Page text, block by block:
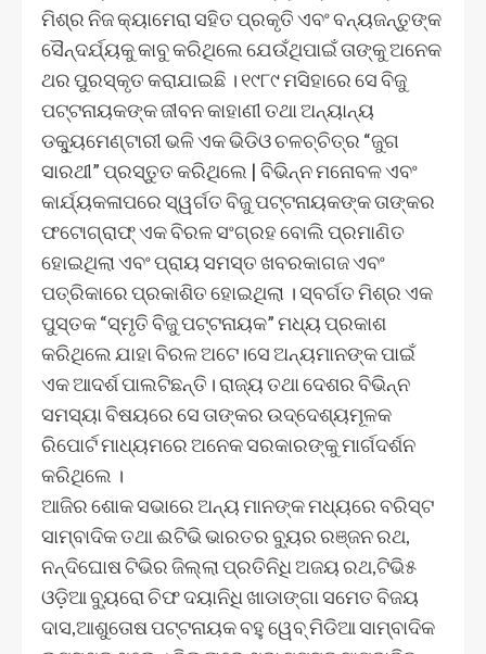
ମିଶ୍ର ନିଜ କ୍ୟାମେରା ସହିତ ପ୍ରକୃତି ଏବଂ ବନ୍ୟଜନ୍ତୁଙ୍କ
ସୈନ୍ଦର୍ଯ୍ୟକୁ କାବୁ କରିଥିଲେ ଯେଉଁଥିପାଇଁ ତାଙ୍କୁ ଅନେକ
ଥର ପୁରସ୍କୃତ କରାଯାଇଛି । ୧୯୮୯ ମସିହାରେ ସେ ବିଜୁ
ପଟ୍ଟନାୟକଙ୍କ ଜୀବନ କାହାଣୀ ତଥା ଅନ୍ୟାନ୍ୟ
ଡକ୍ୟୁମେଣ୍ଟାରୀ ଭଳି ଏକ ଭିଡିଓ ଚଳଚ୍ଚିତ୍ର “ଜୁଗ
ସାରଥୀ” ପ୍ରସ୍ତୁତ କରିଥିଲେ | ବିଭିନ୍ନ ମନୋବଳ ଏବଂ
କାର୍ଯ୍ୟକଳାପରେ ସ୍ୱର୍ଗତ ବିଜୁ ପଟ୍ଟନାୟକଙ୍କ ତାଙ୍କର
ଫଟୋଗ୍ରାଫ୍ ଏକ ବିରଳ ସଂଗ୍ରହ ବୋଲି ପ୍ରମାଣିତ
ହୋଇଥିଲା ଏବଂ ପ୍ରାୟ ସମସ୍ତ ଖବରକାଗଜ ଏବଂ
ପତ୍ରିକାରେ ପ୍ରକାଶିତ ହୋଇଥିଲା । ସ୍ବର୍ଗତ ମିଶ୍ର ଏକ
ପୁସ୍ତକ “ସ୍ମୃତି ବିଜୁ ପଟ୍ଟନାୟକ” ମଧ୍ୟ ପ୍ରକାଶ
କରିଥିଲେ ଯାହା ବିରଳ ଅଟେ।ସେ ଅନ୍ୟମାନଙ୍କ ପାଇଁ
ଏକ ଆଦର୍ଶ ପାଲଟିଛନ୍ତି। ରାଜ୍ୟ ତଥା ଦେଶର ବିଭିନ୍ନ
ସମସ୍ୟା ବିଷୟରେ ସେ ତାଙ୍କର ଉଦ୍ଦେଶ୍ୟମୂଳକ
ରିପୋର୍ଟ ମାଧ୍ୟମରେ ଅନେକ ସରକାରଙ୍କୁ ମାର୍ଗଦର୍ଶନ
କରିଥିଲେ ।
ଆଜିର ଶୋକ ସଭାରେ ଅନ୍ୟ ମାନଙ୍କ ମଧ୍ୟରେ ବରିସ୍ଟ
ସାମ୍ବାଦିକ ତଥା ଈଟିଭି ଭାରତର ବ୍ୟୁର ରଞ୍ଜନ ରଥ,
ନନ୍ଦିଘୋଷ ଟିଭିର ଜିଲ୍ଲା ପ୍ରତିନିଧି ଅଜୟ ରଥ,ଟିଭି୫
ଓଡ଼ିଆ ବ୍ୟୁରୋ ଚିଫ ଦୟାନିଧି ଖାଡାଙ୍ଗା ସମେତ ବିଜୟ
ଦାସ,ଆଶୁତୋଷ ପଟ୍ଟନାୟକ ବହୁ ୱେବ୍ ମିଡିଆ ସାମ୍ବାଦିକ